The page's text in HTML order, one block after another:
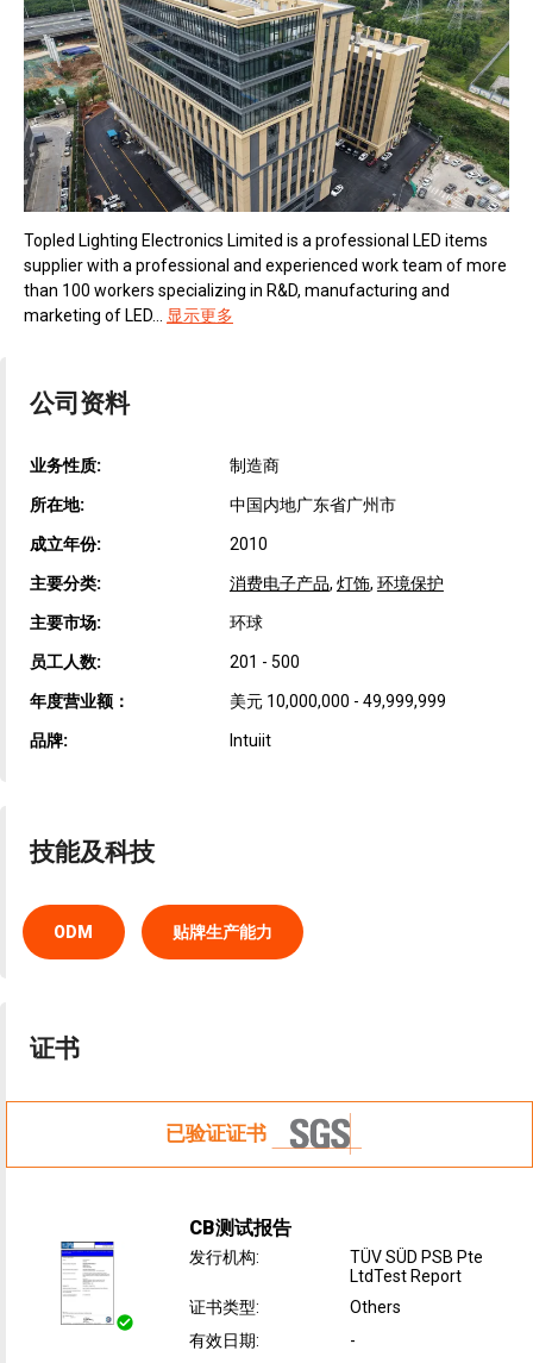
Topled Lighting Electronics Limited is a professional LED items
supplier with a professional and experienced work team of more
than 100 workers specializing in R&D, manufacturing and
marketing of LED... 显示更多
公司资料
业务性质: 制造商
所在地: 中国内地广东省广州市
成立年份: 2010
主要分类: 消费电子产品, 灯饰, 环境保护
主要市场: 环球
员工人数: 201 - 500
年度营业额： 美元 10,000,000 - 49,999,999
品牌: Intuiit
技能及科技
ODM 贴牌生产能力
证书
已验证证书
CB测试报告
发行机构:
TÜV SÜD PSB Pte
LtdTest Report
证书类型:
Others
有效日期: -